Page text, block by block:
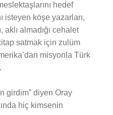
hedef
isteyen köşe yazarları,
almadığı cehalet
satmak için zulüm
misyonla Türk
girdim” diyen Oray
hiç kimsenin